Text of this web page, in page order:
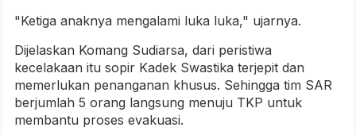
"Ketiga anaknya mengalami luka luka," ujarnya.
Dijelaskan Komang Sudiarsa, dari peristiwa
kecelakaan itu sopir Kadek Swastika terjepit dan
memerlukan penanganan khusus. Sehingga tim SAR
berjumlah 5 orang langsung menuju TKP untuk
membantu proses evakuasi.